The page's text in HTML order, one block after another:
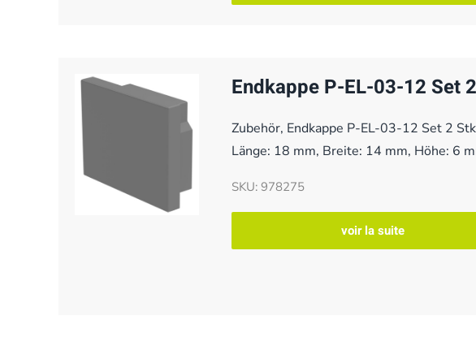
Endkappe P-EL-03-12 Set
Zubehör, Endkappe P-EL-03-12 Set 2
Länge: 18 mm, Breite: 14 mm, Höhe: 6
SKU: 978275
voir la suite